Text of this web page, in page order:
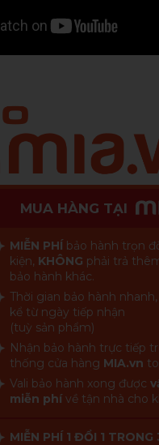
MUA HÀNG TẠI
MIỄN PHÍ bảo hành trọn
kiện, KHÔNG phải trả
bảo hành khác.
Thời gian bảo hành
kể từ ngày tiếp nhận
(tuỳ sản phẩm)
Nhận bảo hành trực tiếp
thống cửa hàng MIA.vn
Vali bảo hành xong được
miễn phí về tận nhà cho
MIỄN PHÍ 1 ĐỔI 1 TRONG